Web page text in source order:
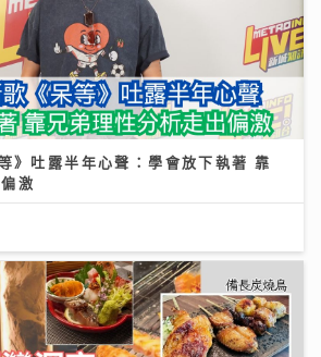
》吐露半年心聲：學會放下執著 靠
激